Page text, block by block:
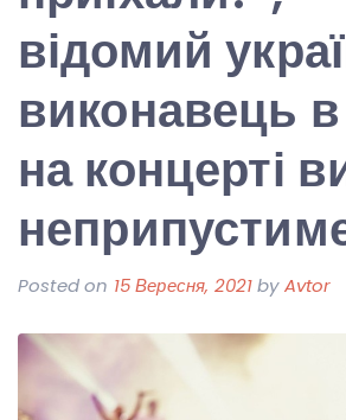
відомий
виконавець в
на концерті
Posted on 15 Вересня, 2021byAvtor